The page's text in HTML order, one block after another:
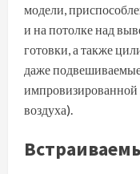
модели,
и на потолке над
готовки, а также
даже
воздуха).